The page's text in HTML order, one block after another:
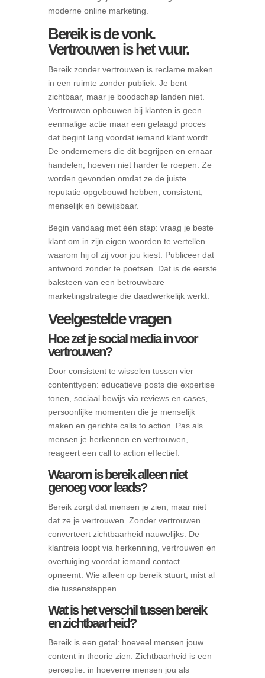
moderne online marketing.
Bereik is de vonk.
Vertrouwen is het vuur.
Bereik zonder vertrouwen is reclame maken
in een ruimte zonder publiek. Je bent
zichtbaar, maar je boodschap landen niet.
Vertrouwen opbouwen bij klanten is geen
eenmalige actie maar een gelaagd proces
dat begint lang voordat iemand klant wordt.
De ondernemers die dit begrijpen en ernaar
handelen, hoeven niet harder te roepen. Ze
worden gevonden omdat ze de juiste
reputatie opgebouwd hebben, consistent,
menselijk en bewijsbaar.
Begin vandaag met één stap: vraag je beste
klant om in zijn eigen woorden te vertellen
waarom hij of zij voor jou kiest. Publiceer dat
antwoord zonder te poetsen. Dat is de eerste
baksteen van een betrouwbare
marketingstrategie die daadwerkelijk werkt.
Veelgestelde vragen
Hoe zet je social media in voor
vertrouwen?
Door consistent te wisselen tussen vier
contenttypen: educatieve posts die expertise
tonen, sociaal bewijs via reviews en cases,
persoonlijke momenten die je menselijk
maken en gerichte calls to action. Pas als
mensen je herkennen en vertrouwen,
reageert een call to action effectief.
Waarom is bereik alleen niet
genoeg voor leads?
Bereik zorgt dat mensen je zien, maar niet
dat ze je vertrouwen. Zonder vertrouwen
converteert zichtbaarheid nauwelijks. De
klantreis loopt via herkenning, vertrouwen en
overtuiging voordat iemand contact
opneemt. Wie alleen op bereik stuurt, mist al
die tussenstappen.
Wat is het verschil tussen bereik
en zichtbaarheid?
Bereik is een getal: hoeveel mensen jouw
content in theorie zien. Zichtbaarheid is een
perceptie: in hoeverre mensen jou als